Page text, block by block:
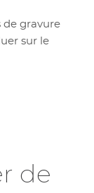
de gravure
sur le
de